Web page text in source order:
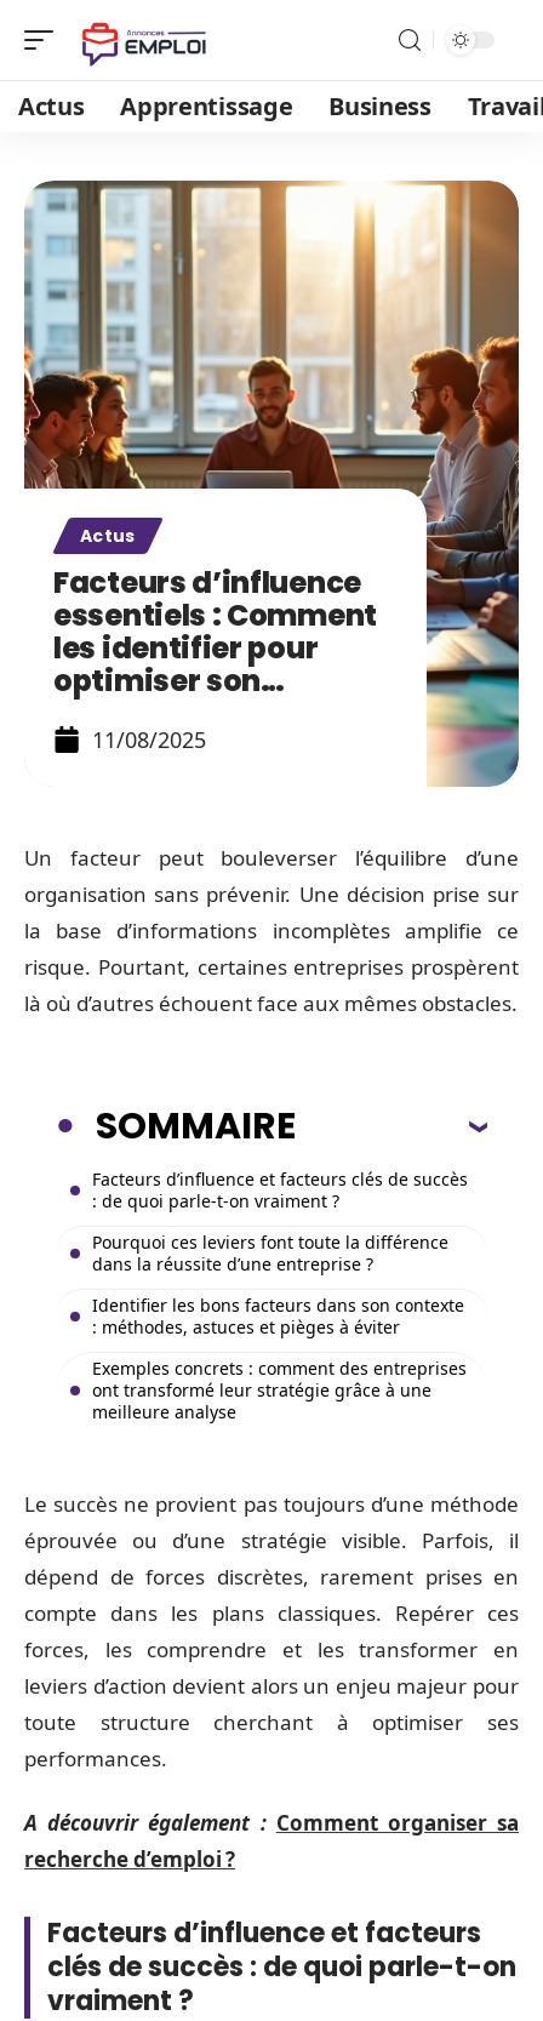
Actus Apprentissage Business
Actus
Facteurs d’influence
essentiels : Comment
les identifier pour
optimiser son…
11/08/2025
Un facteur peut bouleverser l’équilibre d’une
organisation sans prévenir. Une décision prise sur
la base d’informations incomplètes amplifie ce
risque. Pourtant, certaines entreprises prospèrent
là où d’autres échouent face aux mêmes obstacles.
SOMMAIRE
Facteurs d’influence et facteurs clés de succès
: de quoi parle-t-on vraiment ?
Pourquoi ces leviers font toute la différence
dans la réussite d’une entreprise ?
Identifier les bons facteurs dans son contexte
: méthodes, astuces et pièges à éviter
Exemples concrets : comment des entreprises
ont transformé leur stratégie grâce à une
meilleure analyse
Le succès ne provient pas toujours d’une méthode
éprouvée ou d’une stratégie visible. Parfois, il
dépend de forces discrètes, rarement prises en
compte dans les plans classiques. Repérer ces
forces, les comprendre et les transformer en
leviers d’action devient alors un enjeu majeur pour
toute structure cherchant à optimiser ses
performances.
A découvrir également : Comment organiser sa
recherche d’emploi ?
Facteurs d’influence et facteurs
clés de succès : de quoi parle-t-on
vraiment ?